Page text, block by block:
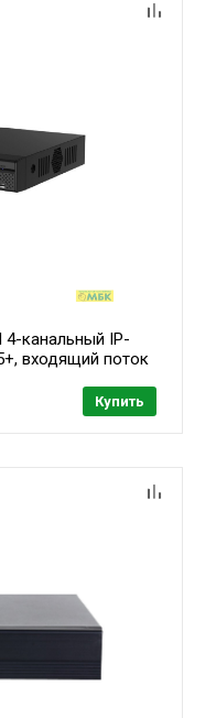
4-канальный IP-
входящий поток
Купить